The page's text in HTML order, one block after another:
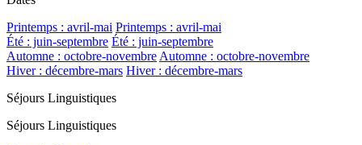
Printemps : avril-mai Printemps : avril-mai
Été : juin-septembre Été : juin-septembre
Automne : octobre-novembreAutomne : octobre-novembre
Hiver : décembre-mars Hiver : décembre-mars
Séjours Linguistiques
Séjours Linguistiques